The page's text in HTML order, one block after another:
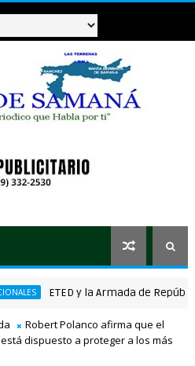
ETED y la Armada de República
el Loto
Robert Polanco afirma que el
dispuesto a proteger a los más